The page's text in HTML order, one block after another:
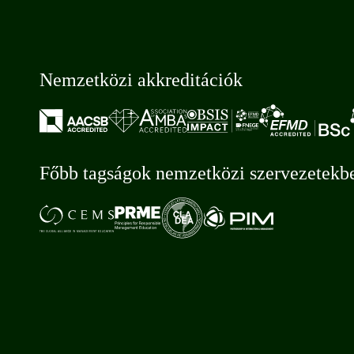
Nemzetközi akkreditációk
Főbb tagságok nemzetközi